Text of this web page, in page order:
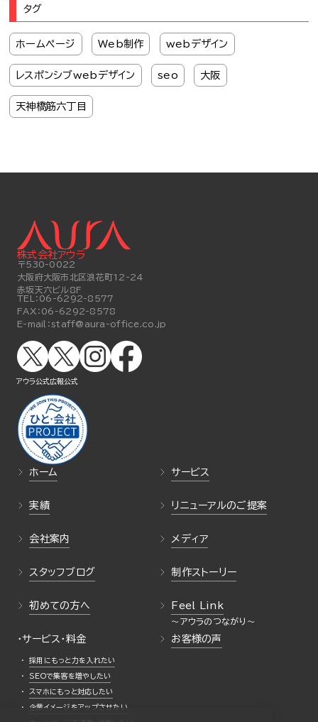
タグ
ホームページ Web制作 webデザイン
レスポンシブwebデザイン seo 大阪
天神橋筋六丁目
ホーム サービス
実績 リニューアルのご提案
会社案内 メディア
スタッフブログ 制作ストーリー
初めての方へ Feel Link
・サービス・料金
採用にもっと力を入れたい
SEOで集客を増やしたい
スマホにもっと対応したい
企業イメージをアップさせたい
お客様の声
株式会社アウラ
〒530-0022
大阪府大阪市北区浪花町12-24
赤坂天六ビル8F
TEL： 06-6292-8577
FAX： 06-6292-8578
E-mail： staff@aura-office.co.jp
アウラ公式 広報公式